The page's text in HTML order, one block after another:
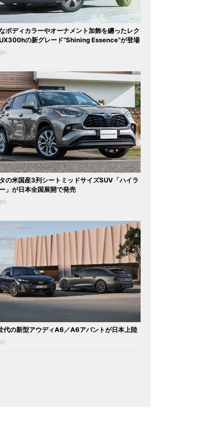
ボディカラーやオーナメント加飾を纏ったレク
の新グレード“Shining Essence”が登場
の米国産3列シートミッドサイズSUV「ハイラ
」が日本全国展開で発売
代の新型アウディA6／A6アバントが日本上陸